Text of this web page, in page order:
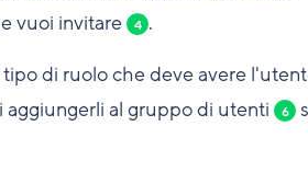
vuoi invitare
4 .
tipo di ruolo che deve avere
aggiungerli al gruppo di utenti
6